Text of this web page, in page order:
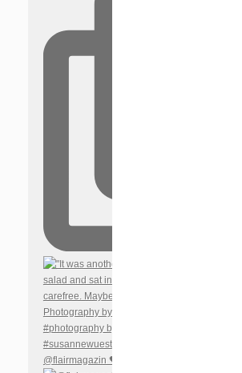
@flairmagazin 🖤 @diorbeauty Out today